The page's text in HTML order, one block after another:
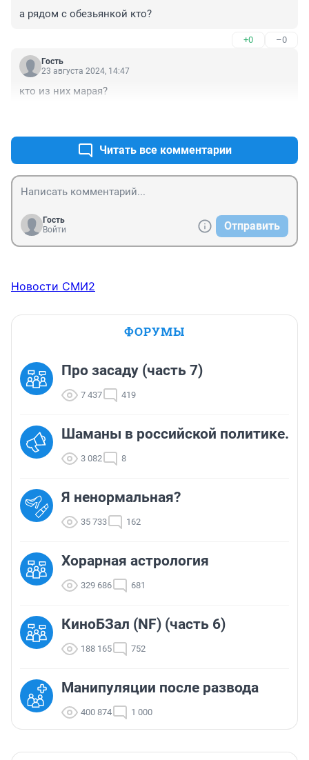
а рядом с обезьянкой кто?
+0 –0
Гость
23 августа 2024, 14:47
кто из них марая?
Читать все комментарии
Гость
Войти
Отправить
Новости СМИ2
ФОРУМЫ
Про засаду (часть 7)
7 437 419
Шаманы в российской политике.
3 082 8
Я ненормальная?
35 733 162
Хорарная астрология
329 686 681
КиноБЗал (NF) (часть 6)
188 165 752
Манипуляции после развода
400 874 1 000